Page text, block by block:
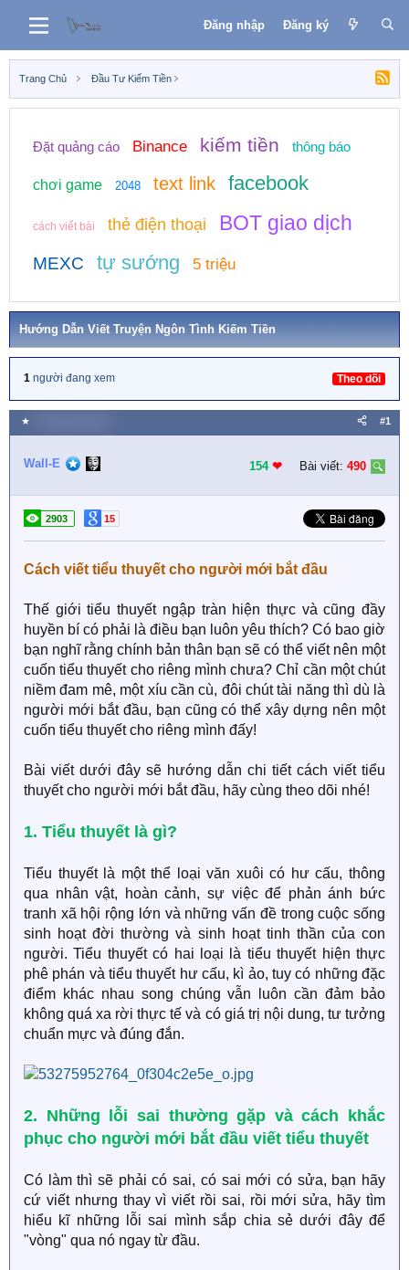
Đăng nhập Đăng ký
Trang Chủ Đầu Tư Kiếm Tiền
Đặt quảng cáo Binance kiếm tiền thông báo
chơi game 2048 text link facebook
cách viết bài thẻ điện thoại BOT giao dịch
MEXC tự sướng 5 triệu
Hướng Dẫn Viết Truyện Ngôn Tình Kiếm Tiền
1 người đang xem Theo dõi
★ #1
Wall-E 154 ❤︎ Bài viết: 490
2903 15
Cách viết tiểu thuyết cho người mới bắt đầu
Thế giới tiểu thuyết ngập tràn hiện thực và cũng đầy
huyền bí có phải là điều bạn luôn yêu thích? Có bao giờ
bạn nghĩ rằng chính bản thân bạn sẽ có thể viết nên một
cuốn tiểu thuyết cho riêng mình chưa? Chỉ cần một chút
niềm đam mê, một xíu cần cù, đôi chút tài năng thì dù là
người mới bắt đầu, bạn cũng có thể xây dựng nên một
cuốn tiểu thuyết cho riêng mình đấy!
Bài viết dưới đây sẽ hướng dẫn chi tiết cách viết tiểu
thuyết cho người mới bắt đầu, hãy cùng theo dõi nhé!
1. Tiểu thuyết là gì?
Tiểu thuyết là một thể loại văn xuôi có hư cấu, thông
qua nhân vật, hoàn cảnh, sự việc để phản ánh bức
tranh xã hội rộng lớn và những vấn đề trong cuộc sống
sinh hoạt đời thường và sinh hoạt tinh thần của con
người. Tiểu thuyết có hai loại là tiểu thuyết hiện thực
phê phán và tiểu thuyết hư cấu, kì ảo, tuy có những đặc
điểm khác nhau song chúng vẫn luôn cần đảm bảo
không quá xa rời thực tế và có giá trị nội dung, tư tưởng
chuẩn mực và đúng đắn.
2. Những lỗi sai thường gặp và cách khắc
phục cho người mới bắt đầu viết tiểu thuyết
Có làm thì sẽ phải có sai, có sai mới có sửa, bạn hãy
cứ viết nhưng thay vì viết rồi sai, rồi mới sửa, hãy tìm
hiểu kĩ những lỗi sai mình sắp chia sẻ dưới đây để
"vòng" qua nó ngay từ đầu.